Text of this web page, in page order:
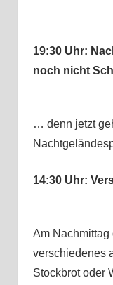
19:30 Uhr:
noch nicht
… denn jetzt
14:30 Uhr:
Am Nachmittag
verschiedenes
Stockbrot oder